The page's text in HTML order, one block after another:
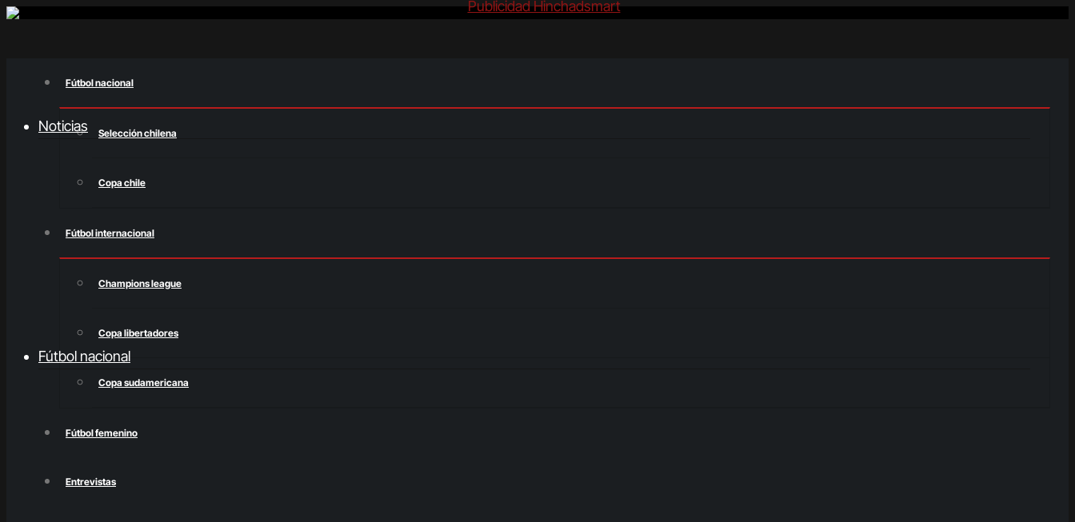
Fútbol nacional
Selección chilena
Copa chile
Fútbol internacional
Champions league
Copa libertadores
Copa sudamericana
Fútbol femenino
Entrevistas
Fútbol nacional
Noticias